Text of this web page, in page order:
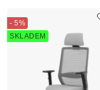
- 5%
SKLADEM